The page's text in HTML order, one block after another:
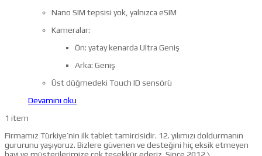
Nano SIM tepsisi yok, yalnızca eSIM
Kameralar:
Ön: yatay kenarda Ultra Geniş
Arka: Geniş
Üst düğmedeki Touch ID sensörü
Devamını oku
1 item
Firmamız Türkiye’nin ilk tablet tamircisidir. 12. yılımızı doldurmanın
gururunu yaşıyoruz. Bizlere güvenen ve desteğini hiç eksik etmeyen
bayi ve müşterilerimize çok teşekkür ederiz. Since 2012 \